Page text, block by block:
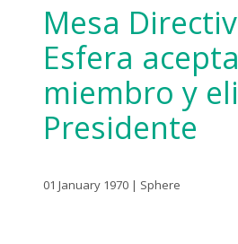
Mesa
Esfera
miembro y
Presidente
01 January 1970 | Sphere